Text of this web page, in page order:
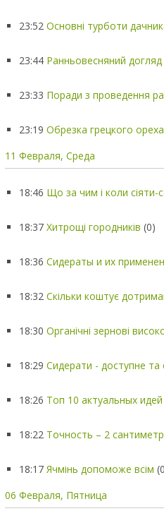
23:52 Основні турботи
23:44 Ранньовесняний догляд
23:33 Поради з проведення
23:19 Обрезка грецкого ореха
11 Февраля, Среда
18:46 Що за чим і коли сіяти-
18:37 Хитрощі городників (0)
18:36 Сидераты и их
18:32 Скільки коштує
18:30 Органічні зернові
18:29 Сидерати - доступне
18:26 Топ 10 актуальных
18:22 Точность – 2
18:17 Ячмінь допоможе всім
06 Февраля, Пятница